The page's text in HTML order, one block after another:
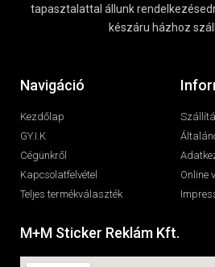
tapasztalattal állunk
készáru házhoz
Navigáció
Kezdőlap
GY.I.K
Cégünkről
Kapcsolatfelvétel
Teljes termékválaszték
Online
M+M Sticker Reklám Kft.